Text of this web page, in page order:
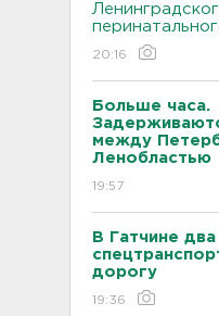
20:16
Больше часа.
между
Ленобластью
19:57
В Гатчине два
дорогу
19:36